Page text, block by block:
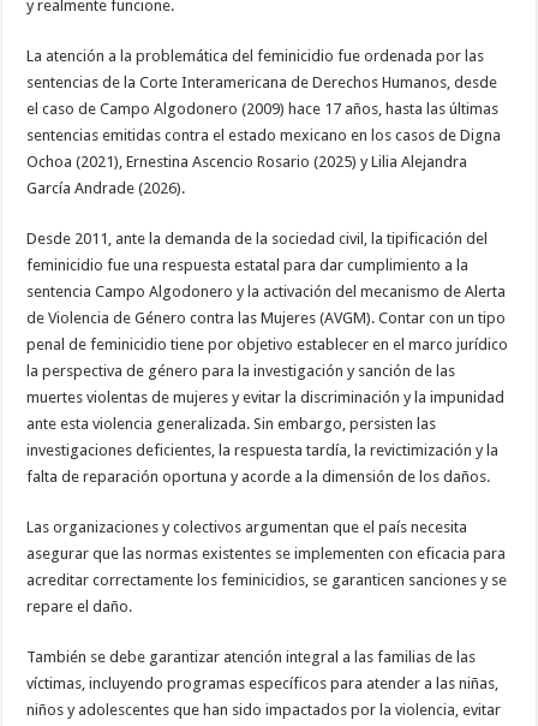
y realmente funcione.
La atención a la problemática del feminicidio fue ordenada por las
sentencias de la Corte Interamericana de Derechos Humanos, desde
el caso de Campo Algodonero (2009) hace 17 años, hasta las últimas
sentencias emitidas contra el estado mexicano en los casos de Digna
Ochoa (2021), Ernestina Ascencio Rosario (2025) y Lilia Alejandra
García Andrade (2026).
Desde 2011, ante la demanda de la sociedad civil, la tipificación del
feminicidio fue una respuesta estatal para dar cumplimiento a la
sentencia Campo Algodonero y la activación del mecanismo de Alerta
de Violencia de Género contra las Mujeres (AVGM). Contar con un tipo
penal de feminicidio tiene por objetivo establecer en el marco jurídico
la perspectiva de género para la investigación y sanción de las
muertes violentas de mujeres y evitar la discriminación y la impunidad
ante esta violencia generalizada. Sin embargo, persisten las
investigaciones deficientes, la respuesta tardía, la revictimización y la
falta de reparación oportuna y acorde a la dimensión de los daños.
Las organizaciones y colectivos argumentan que el país necesita
asegurar que las normas existentes se implementen con eficacia para
acreditar correctamente los feminicidios, se garanticen sanciones y se
repare el daño.
También se debe garantizar atención integral a las familias de las
víctimas, incluyendo programas específicos para atender a las niñas,
niños y adolescentes que han sido impactados por la violencia, evitar